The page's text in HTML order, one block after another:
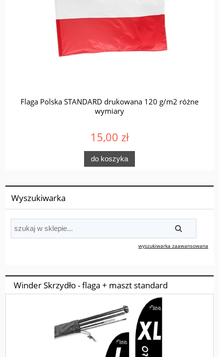
Flaga Polska STANDARD drukowana 120 g/m2 różne
wymiary
15,00 zł
do koszyka
Wyszukiwarka
wyszukiwarka zaawansowana
Winder Skrzydło - flaga + maszt standard